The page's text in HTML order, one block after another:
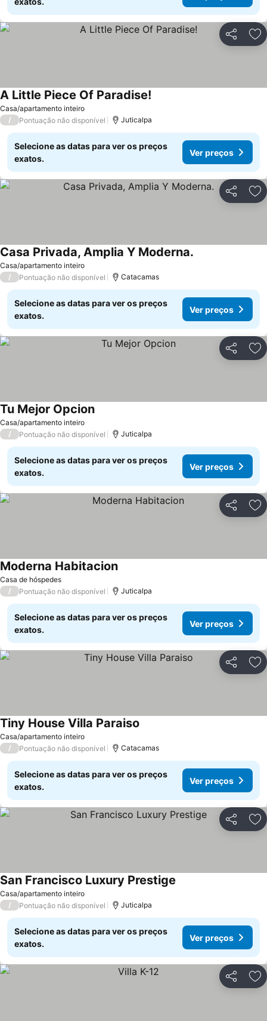
Partilhar
Casa/apartamento inteiro
A Little Piece Of Paradise!
/ Pontuação não disponível Juticalpa
Selecione as datas para ver os preços
exatos.
Ver preços
Partilhar
Casa/apartamento inteiro
Casa Privada, Amplia Y Moderna.
/ Pontuação não disponível Catacamas
Selecione as datas para ver os preços
exatos.
Ver preços
Partilhar
Casa/apartamento inteiro
Tu Mejor Opcion
/ Pontuação não disponível Juticalpa
Selecione as datas para ver os preços
exatos.
Ver preços
Partilhar
Casa de hóspedes
Moderna Habitacion
/ Pontuação não disponível Juticalpa
Selecione as datas para ver os preços
exatos.
Ver preços
Partilhar
Casa/apartamento inteiro
Tiny House Villa Paraiso
/ Pontuação não disponível Catacamas
Selecione as datas para ver os preços
exatos.
Ver preços
Partilhar
Casa/apartamento inteiro
San Francisco Luxury Prestige
/ Pontuação não disponível Juticalpa
Selecione as datas para ver os preços
exatos.
Ver preços
Partilhar